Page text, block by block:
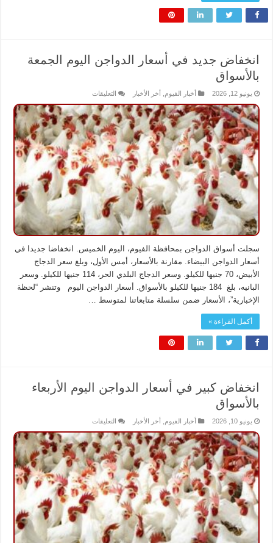
انخفاض جديد في أسعار الدواجن اليوم الجمعة
بالأسواق
يونيو 12, 2026 أخبار الفيوم أخر الأخبار التعليقاتعلى
جديد
في
أسعار
الدواجن
اليوم
الجمعة
بالأسواق
مغلقة
سجلت أسواق الدواجن بمحافظة الفيوم، اليوم الخميس. انخفاضا جديدا في
أسعار الدواجن البيضاء. مقارنة بالأسعار، أمس الأول، وبلغ سعر الدجاج
الأبيض، 70 جنيها للكيلو. وسعر الدجاج البلدي الحر، 114 جنيها للكيلو. وسعر
البانيه، بلغ 184 جنيها للكيلو بالأسواق. أسعار الدواجن اليوم وتنشر “لحظة
الإخبارية”، الأسعار ضمن سلسلة متابعاتنا لمتوسط …
أكمل القراءة »
انخفاض كبير في أسعار الدواجن اليوم الأربعاء
بالأسواق
يونيو 10, 2026 أخبار الفيوم أخر الأخبار التعليقاتعلى
كبير
في
أسعار
الدواجن
اليوم
الأربعاء
بالأسواق
مغلقة